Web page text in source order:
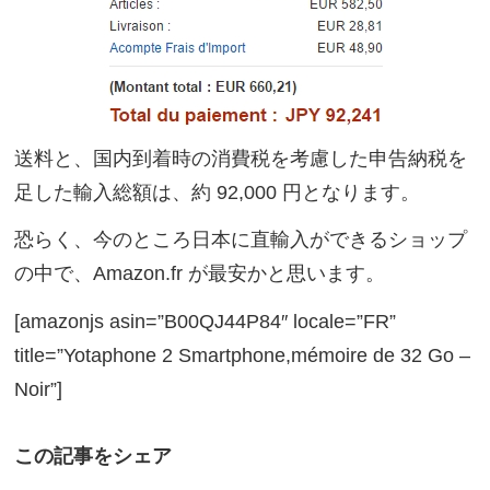
送料と、国内到着時の消費税を考慮した申告納税を
足した輸入総額は、約 92,000 円となります。
恐らく、今のところ日本に直輸入ができるショップ
の中で、Amazon.fr が最安かと思います。
[amazonjs asin=”B00QJ44P84″ locale=”FR”
title=”Yotaphone 2 Smartphone,mémoire de 32 Go –
Noir”]
この記事をシェア